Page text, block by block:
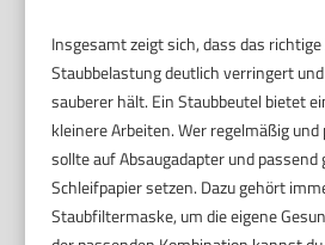
Insgesamt zeigt sich, dass das
Staubbelastung deutlich verringert
sauberer hält. Ein Staubbeutel bietet
kleinere Arbeiten. Wer regelmäßig
sollte auf Absaugadapter und passend
Schleifpapier setzen. Dazu gehört
Staubfiltermaske, um die eigene